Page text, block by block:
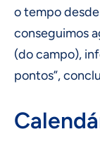
o tempo
conseguimos
(do campo),
pontos”,